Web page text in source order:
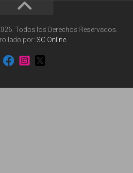
Todos los Derechos Reservados.
por: SG Online.